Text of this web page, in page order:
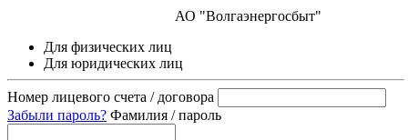
АО "Волгаэнергосбыт"
Для физических лиц
Для юридических лиц
Номер лицевого счета / договора
Забыли пароль? Фамилия / пароль